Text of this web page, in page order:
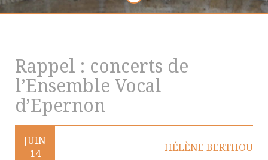
Rappel : concerts de
l’Ensemble Vocal
d’Epernon
JUIN
14
HÉLÈNE BERTHOU